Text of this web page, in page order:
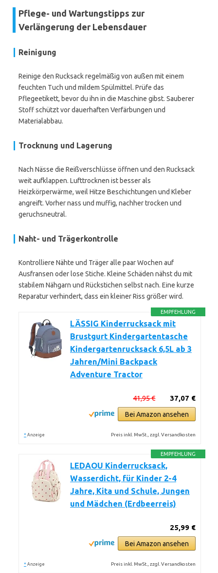
Pflege- und Wartungstipps zur
Verlängerung der Lebensdauer
Reinigung
Reinige den Rucksack regelmäßig von außen mit einem
feuchten Tuch und mildem Spülmittel. Prüfe das
Pflegeetikett, bevor du ihn in die Maschine gibst. Sauberer
Stoff schützt vor dauerhaften Verfärbungen und
Materialabbau.
Trocknung und Lagerung
Nach Nässe die Reißverschlüsse öffnen und den Rucksack
weit aufklappen. Lufttrocknen ist besser als
Heizkörperwärme, weil Hitze Beschichtungen und Kleber
angreift. Vorher nass und muffig, nachher trocken und
geruchsneutral.
Naht- und Trägerkontrolle
Kontrolliere Nähte und Träger alle paar Wochen auf
Ausfransen oder lose Stiche. Kleine Schäden nähst du mit
stabilem Nähgarn und Rückstichen selbst nach. Eine kurze
Reparatur verhindert, dass ein kleiner Riss größer wird.
EMPFEHLUNG
LÄSSIG Kinderrucksack mit
Brustgurt Kindergartentasche
Kindergartenrucksack 6,5L ab 3
Jahren/Mini Backpack
Adventure Tractor
37,07 €
41,95 €
Bei Amazon ansehen
* Anzeige Preis inkl. MwSt., zzgl. Versandkosten
EMPFEHLUNG
LEDAOU Kinderrucksack,
Wasserdicht, für Kinder 2-4
Jahre, Kita und Schule, Jungen
und Mädchen (Erdbeerreis)
25,99 €
Bei Amazon ansehen
* Anzeige Preis inkl. MwSt., zzgl. Versandkosten